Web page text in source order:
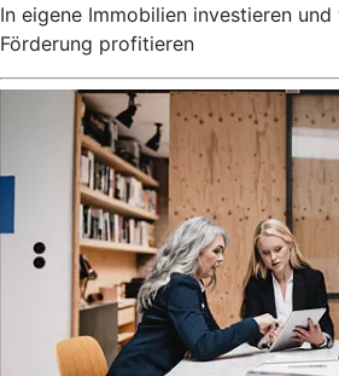
In eigene Immobilien investieren
Förderung profitieren